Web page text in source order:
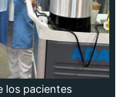
los pacientes